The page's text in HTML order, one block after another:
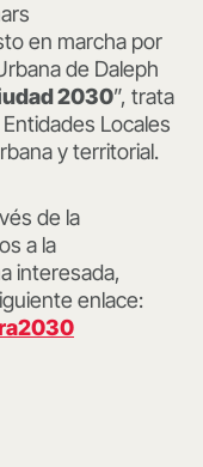
en marcha por
de Daleph
2030”, trata
Locales
y territorial.
de la
a la
interesada,
enlace: